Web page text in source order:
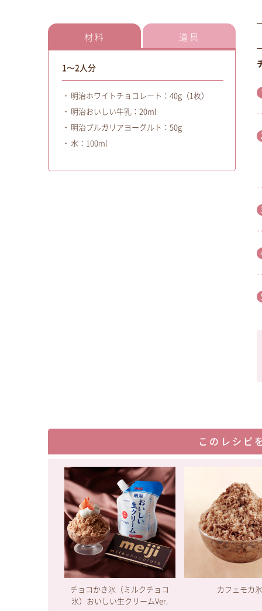
材料 道具
1～2人分
明治ホワイトチョコレート：40g（1枚）
明治おいしい牛乳：20ml
明治ブルガリアヨーグルト：50g
水：100ml
このレシピ
チョコかき氷（ミルクチョコ
氷）おいしい生クリームVer.
カフェモカ氷